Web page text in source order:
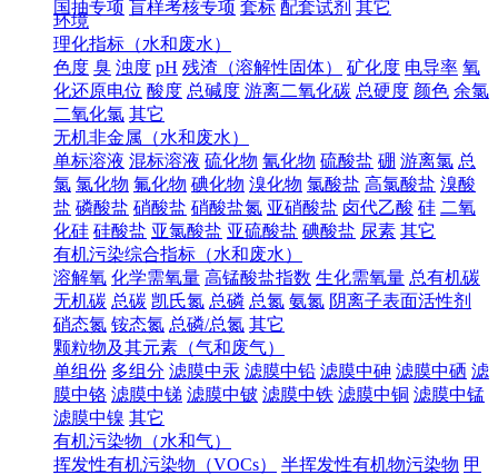
国抽专项 盲样考核专项 套标 配套试剂 其它
环境
理化指标（水和废水）
色度 臭 浊度 pH 残渣（溶解性固体） 矿化度 电导率 氧
化还原电位 酸度 总碱度 游离二氧化碳 总硬度 颜色 余氯
二氧化氯 其它
无机非金属（水和废水）
单标溶液 混标溶液 硫化物 氰化物 硫酸盐 硼 游离氯 总
氯 氯化物 氟化物 碘化物 溴化物 氯酸盐 高氯酸盐 溴酸
盐 磷酸盐 硝酸盐 硝酸盐氮 亚硝酸盐 卤代乙酸 硅 二氧
化硅 硅酸盐 亚氯酸盐 亚硫酸盐 碘酸盐 尿素 其它
有机污染综合指标（水和废水）
溶解氧 化学需氧量 高锰酸盐指数 生化需氧量 总有机碳
无机碳 总碳 凯氏氮 总磷 总氮 氨氮 阴离子表面活性剂
硝态氮 铵态氮 总磷/总氮 其它
颗粒物及其元素（气和废气）
单组份 多组分 滤膜中汞 滤膜中铅 滤膜中砷 滤膜中硒 滤
膜中铬 滤膜中锑 滤膜中铍 滤膜中铁 滤膜中铜 滤膜中锰
滤膜中镍 其它
有机污染物（水和气）
挥发性有机污染物（VOCs）
半挥发性有机物污染物 甲